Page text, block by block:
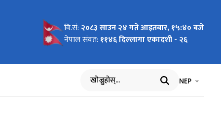
वि.सं: २०८३ साउन २४ गते आइतबार, १५:४० बजे
नेपाल संवत: ११४६ दिल्लागा एकादशी - २६
खोज्नुहोस् भाषा चयन
NEP